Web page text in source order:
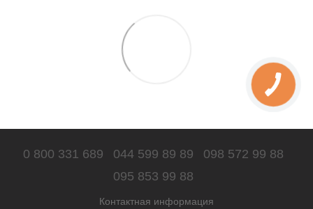
0 800 331 689 044 599 89 89
098 572 99 88
095 853 99 88
Контактная информация